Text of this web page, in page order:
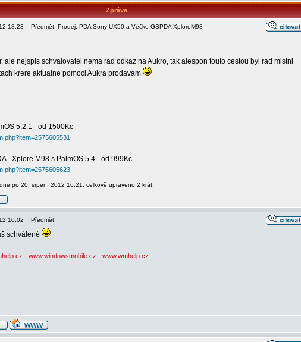
Zpráva
18:23 Předmět: Prodej: PDA Sony UX50 a Véčko GSPDA XploreM98
ale nejspis schvalovatel nema rad odkaz na Aukro, tak alespon touto cestou byl rad mistni
krere aktualne pomoci Aukra prodavam
5.2.1 - od 1500Kc
- Xplore M98 s PalmOS 5.4 - od 999Kc
po 20. srpen, 2012 16:21, celkově upraveno 2 krát.
10:02 Předmět:
schválené
- www.windowsmobile.cz - www.wmhelp.cz